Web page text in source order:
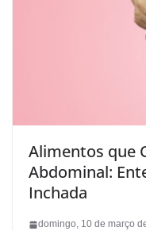
Alimentos que
Abdominal:
Inchada
domingo, 10 de março